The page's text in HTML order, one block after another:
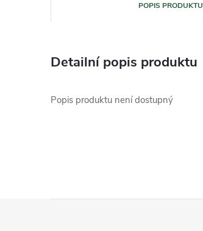
POPIS PRODUKTU
Detailní popis produktu
Popis produktu není dostupný